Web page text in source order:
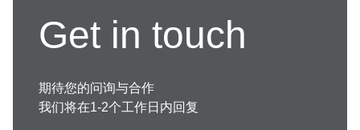
Get in touch
期待您的问询与合作
我们将在1-2个工作日内回复